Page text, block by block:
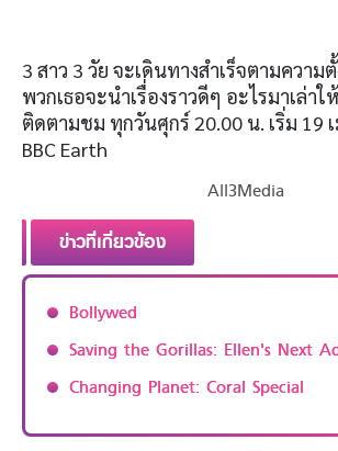
3 สาว 3 วัย จะเดินทางสำเร็จตามความ
พวกเธอจะนำเรื่องราวดีๆ อะไรมาเล่าใ
ติดตามชม ทุกวันศุกร์ 20.00 น. เริ่ม 19
BBC Earth
All3Media
ข่าวที่เกี่ยวข้อง
Bollywed
Saving the Gorillas: Ellen's Next
Changing Planet: Coral Special